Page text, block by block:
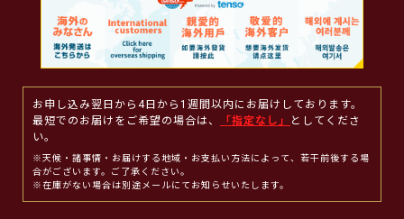
お申し込み翌日から4日から1週間以内にお届けしております。
最短でのお届けをご希望の場合は、
「指定なし」
としてくださ
い。
※天候・諸事情・お届けする地域・お支払い方法によって、若干前後する場
合がございます。ご了承ください。
※在庫がない場合は別途メールにてお知らせいたします。